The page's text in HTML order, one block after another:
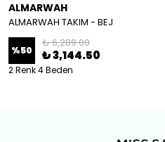
ALMARWAH
ALMARWAH TAKIM - BEJ
%50
₺ 6,289.00
₺ 3,144.50
2 Renk 4 Beden